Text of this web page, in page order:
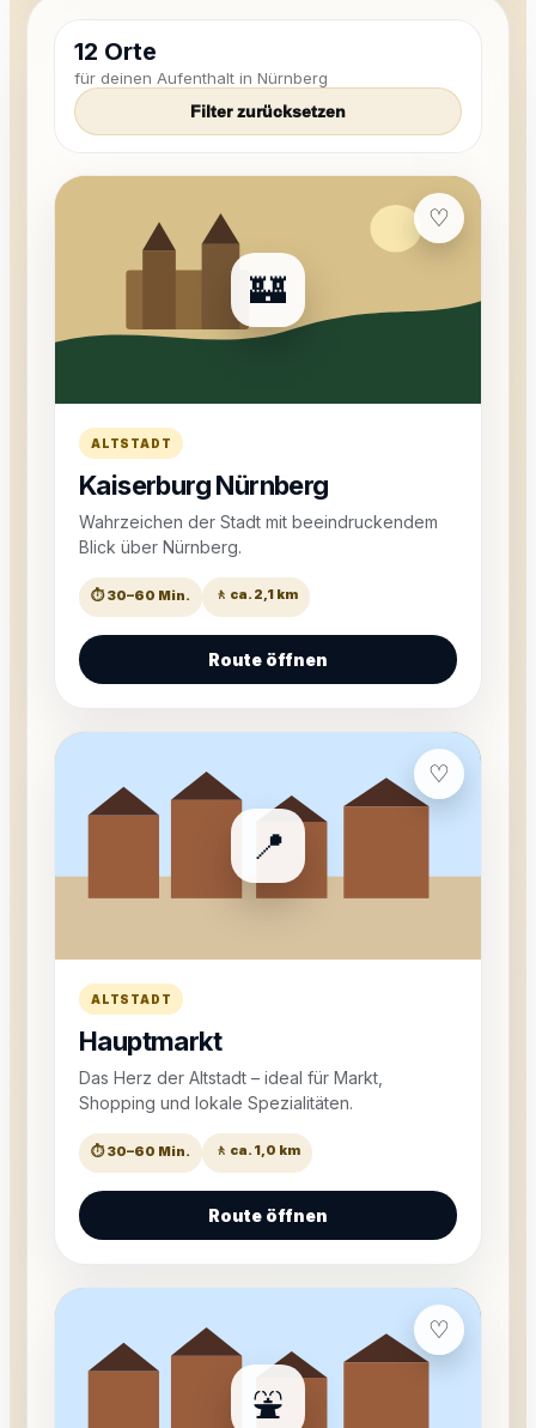
12 Orte
für deinen Aufenthalt in Nürnberg
Filter zurücksetzen
🏰
♡
ALTSTADT
Kaiserburg Nürnberg
Wahrzeichen der Stadt mit beeindruckendem
Blick über Nürnberg.
⏱ 30–60 Min. 🚶 ca. 2,1 km
Route öffnen
📍
♡
ALTSTADT
Hauptmarkt
Das Herz der Altstadt – ideal für Markt,
Shopping und lokale Spezialitäten.
⏱ 30–60 Min. 🚶 ca. 1,0 km
Route öffnen
⛲
♡